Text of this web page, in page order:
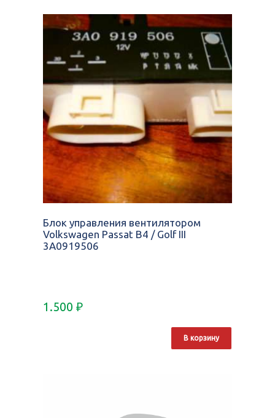
Блок управления вентилятором
Volkswagen Passat B4 / Golf III
3A0919506
1.500 ₽
В корзину